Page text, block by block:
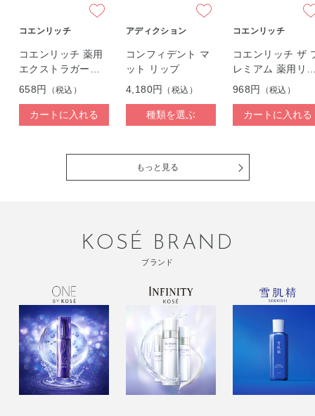
コエンリッチ
コエンリッチ 薬用
エクストラガード
ハンドクリーム
658円 （税込）
カートに入れる
アディクション
コンフィデント マ
ット リップ
4,180円
（税込）
種類を選ぶ
コエンリッチ
コエンリッチ ザ
レミアム 薬用リ
クルホワイト ハ
968円 （税込）
カートに入れる
もっと見る
KOSÉ BRAND
ブランド